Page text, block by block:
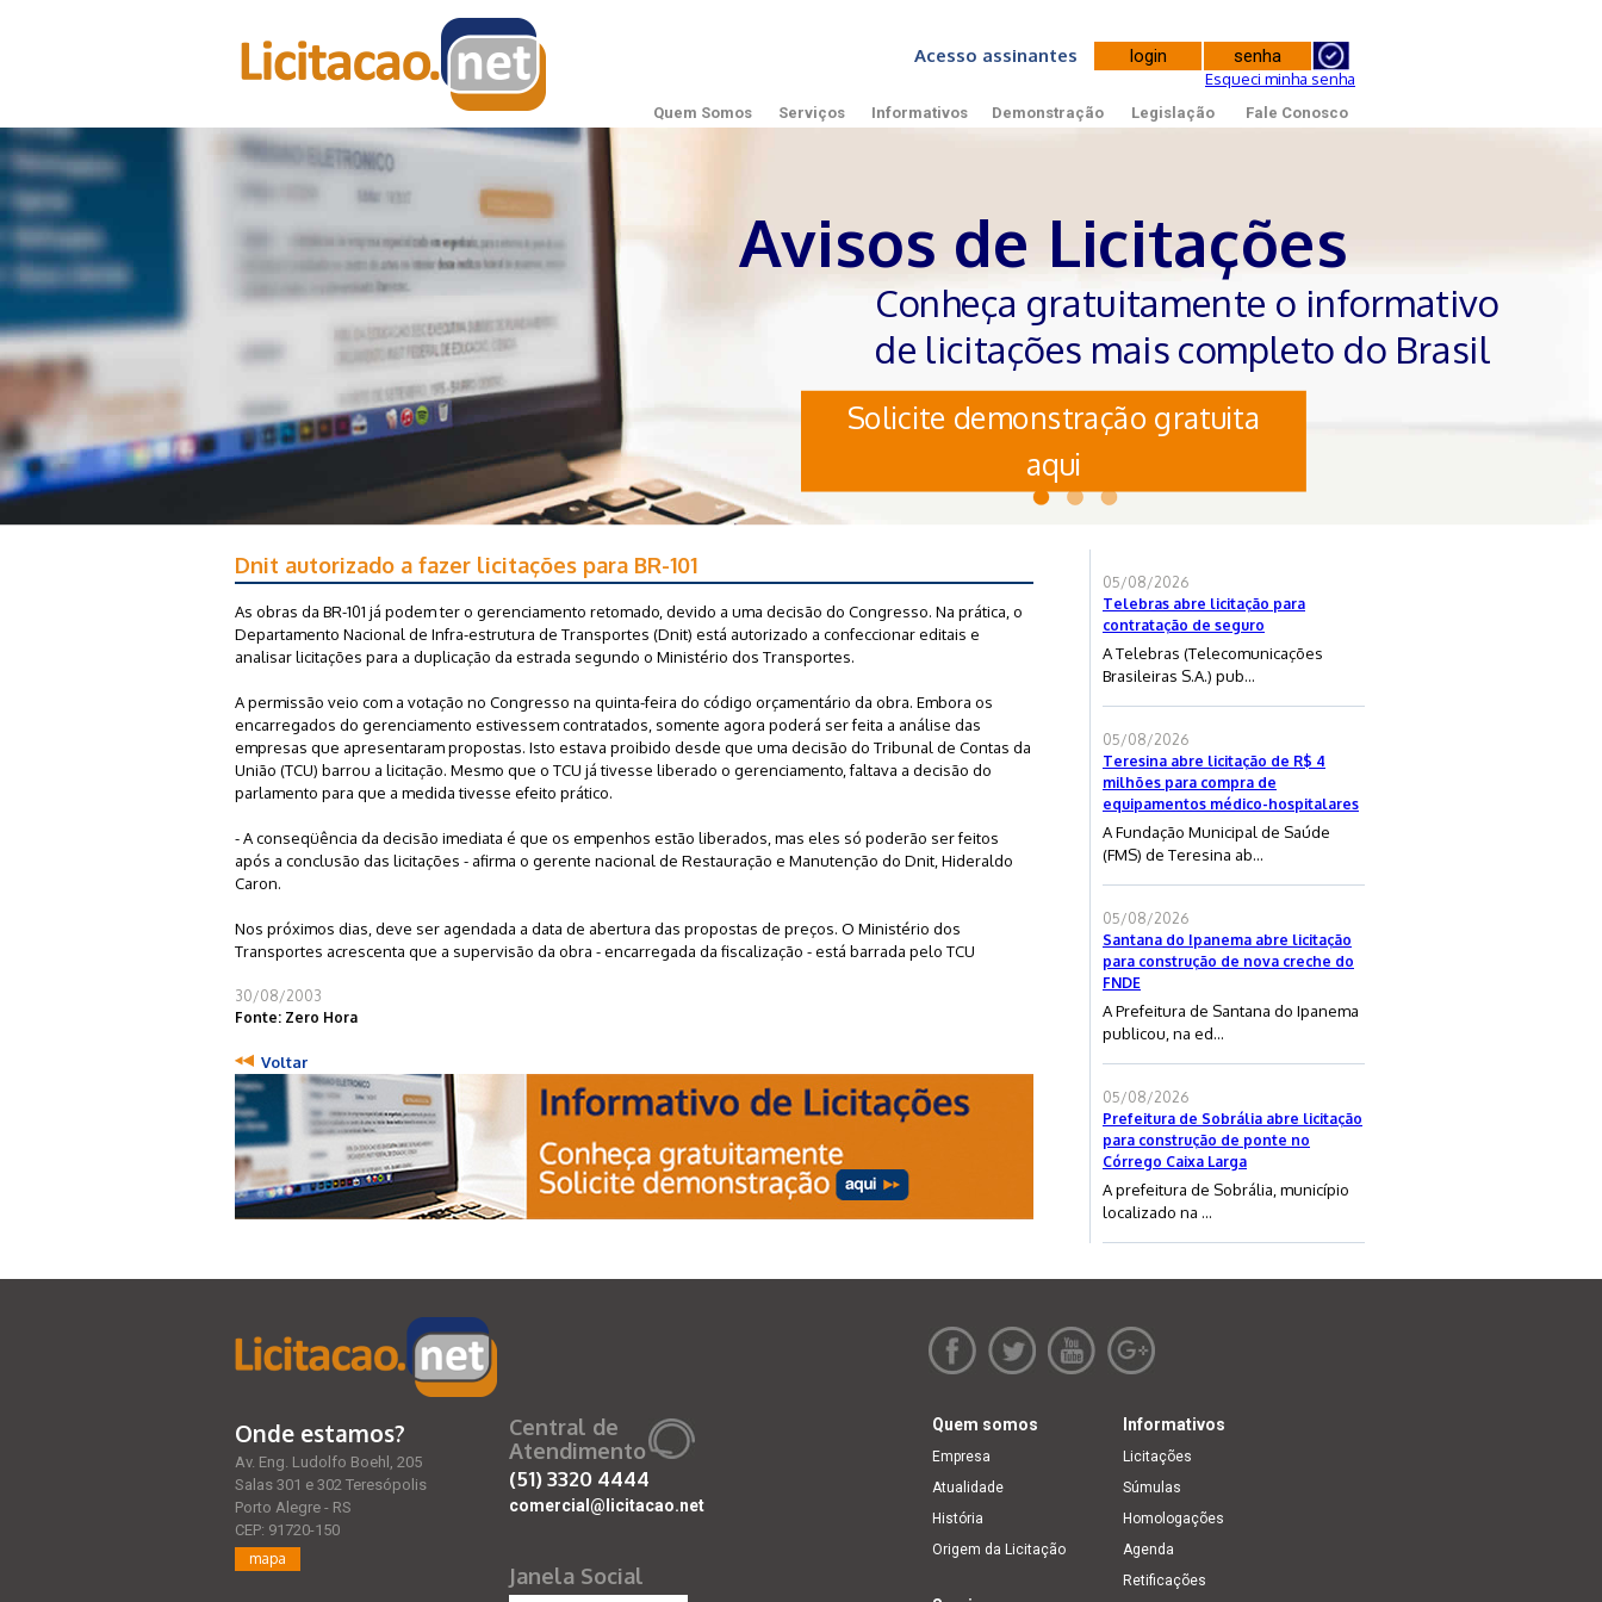
Acesso assinantes
Esqueci minha senha
Quem Somos Serviços Informativos Demonstração Legislação Fale Conosco
Avisos de Licitações
Conheça gratuitamente o informativo
de licitações mais completo do Brasil
Solicite demonstração gratuita
aqui
Dnit autorizado a fazer licitações para BR-101
As obras da BR-101 já podem ter o gerenciamento retomado, devido a uma decisão do Congresso. Na prática, o
Departamento Nacional de Infra-estrutura de Transportes (Dnit) está autorizado a confeccionar editais e
analisar licitações para a duplicação da estrada segundo o Ministério dos Transportes.
A permissão veio com a votação no Congresso na quinta-feira do código orçamentário da obra. Embora os
encarregados do gerenciamento estivessem contratados, somente agora poderá ser feita a análise das
empresas que apresentaram propostas. Isto estava proibido desde que uma decisão do Tribunal de Contas da
União (TCU) barrou a licitação. Mesmo que o TCU já tivesse liberado o gerenciamento, faltava a decisão do
parlamento para que a medida tivesse efeito prático.
- A conseqüência da decisão imediata é que os empenhos estão liberados, mas eles só poderão ser feitos
após a conclusão das licitações - afirma o gerente nacional de Restauração e Manutenção do Dnit, Hideraldo
Caron.
Nos próximos dias, deve ser agendada a data de abertura das propostas de preços. O Ministério dos
Transportes acrescenta que a supervisão da obra - encarregada da fiscalização - está barrada pelo TCU
30/08/2003
Fonte: Zero Hora
Voltar
05/08/2026
Telebras abre licitação para
contratação de seguro
A Telebras (Telecomunicações
Brasileiras S.A.) pub...
05/08/2026
Teresina abre licitação de R$ 4
milhões para compra de
equipamentos médico-hospitalares
A Fundação Municipal de Saúde
(FMS) de Teresina ab...
05/08/2026
Santana do Ipanema abre licitação
para construção de nova creche do
FNDE
A Prefeitura de Santana do Ipanema
publicou, na ed...
05/08/2026
Prefeitura de Sobrália abre licitação
para construção de ponte no
Córrego Caixa Larga
A prefeitura de Sobrália, município
localizado na ...
Onde estamos?
Av. Eng. Ludolfo Boehl, 205
Salas 301 e 302 Teresópolis
Porto Alegre - RS
CEP: 91720-150
mapa
Central de
Atendimento
(51)3320 4444
comercial@licitacao.net
Janela Social
Quem somos
Empresa
Atualidade
História
Origem da Licitação
Informativos
Licitações
Súmulas
Homologações
Agenda
Retificações